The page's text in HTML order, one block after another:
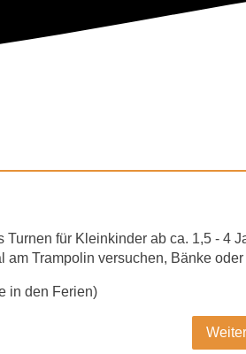
für Kleinkinder ab ca. 1,5 - 4
Trampolin versuchen, Bänke
in den Ferien)